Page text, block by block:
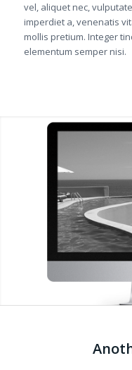
vel, aliquet nec,
imperdiet a, venenatis
mollis pretium. Integer
elementum semper nisi.